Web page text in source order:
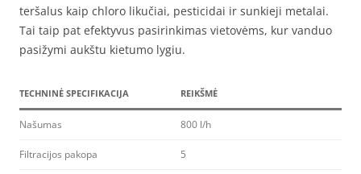
teršalus kaip chloro likučiai, pesticidai ir sunkieji metalai.
Tai taip pat efektyvus pasirinkimas vietovėms, kur vanduo
pasižymi aukštu kietumo lygiu.
TECHNINĖ SPECIFIKACIJA REIKŠMĖ
Našumas 800 l/h
Filtracijos pakopa 5